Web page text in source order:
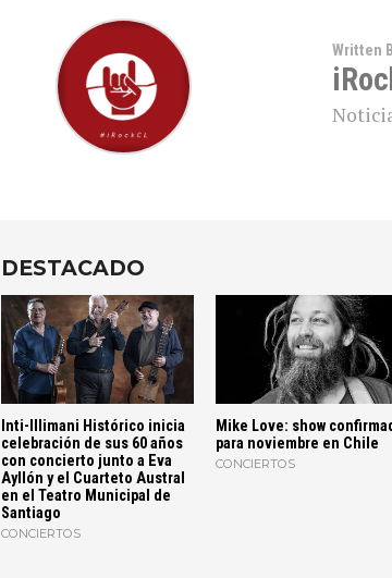
Written
DESTACADO
Inti-Illimani Histórico inicia
celebración de sus 60 años
con concierto junto a Eva
Ayllón y el Cuarteto Austral
en el Teatro Municipal de
Santiago
CONCIERTOS
Mike Love: show
para noviembre en Chile
CONCIERTOS